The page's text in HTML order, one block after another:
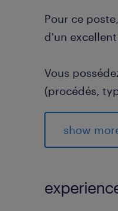
Pour ce
d'un
Vous
(procédés,
Vous êtes
Ionisants
La
poste.
show